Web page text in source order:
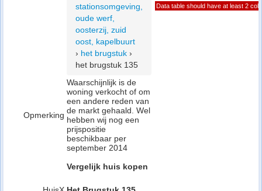
stationsomgeving,
oude werf,
oosterzij, zuid
oost, kapelbuurt
› het brugstuk ›
het brugstuk 135
Opmerking
Waarschijnlijk is de
woning verkocht of om
een andere reden van
de markt gehaald. Wel
hebben wij nog een
prijspositie
beschikbaar per
september 2014
Vergelijk huis kopen
Data table should have at least 2